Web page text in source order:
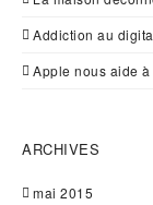
Addiction au
Apple nous aide
ARCHIVES
mai 2015